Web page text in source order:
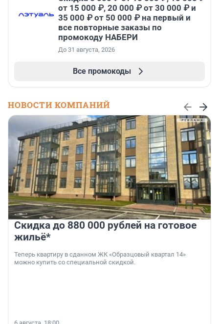
от 15 000 ₽, 20 000 ₽ от 30 000 ₽ и
35 000 ₽ от 50 000 ₽ на первый и
все повторные заказы по
промокоду НАБЕРИ
До 31 августа, 2026
Все промокоды
НОВОСТИ КОМПАНИЙ
Скидка до 880 000 рублей на готовое
жильё*
Теперь квартиру в сданном ЖК «Образцовый квартал 14»
можно купить со специальной скидкой.